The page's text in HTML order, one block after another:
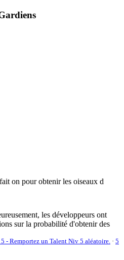
on pour obtenir les oiseaux d
les développeurs ont
sur la probabilité d'obtenir des
- Remportez un Talent Niv 5 aléatoire. · 5